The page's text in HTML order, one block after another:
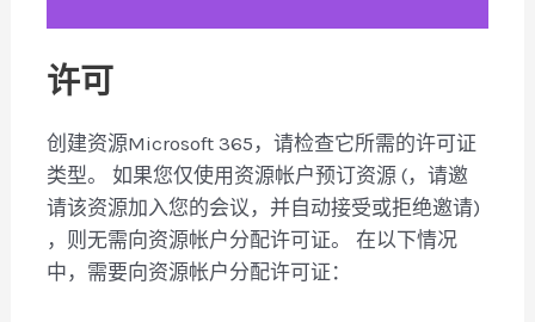
许可
创建资源Microsoft 365，请检查它所需的许可证
类型。 如果您仅使用资源帐户预订资源 (，请邀
请该资源加入您的会议，并自动接受或拒绝邀请)
，则无需向资源帐户分配许可证。 在以下情况
中，需要向资源帐户分配许可证：